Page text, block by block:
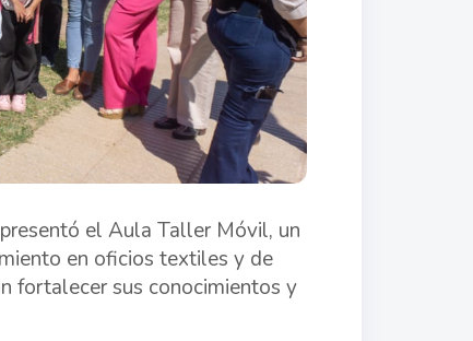
el Aula Taller Móvil, un
en oficios textiles y de
fortalecer sus conocimientos y